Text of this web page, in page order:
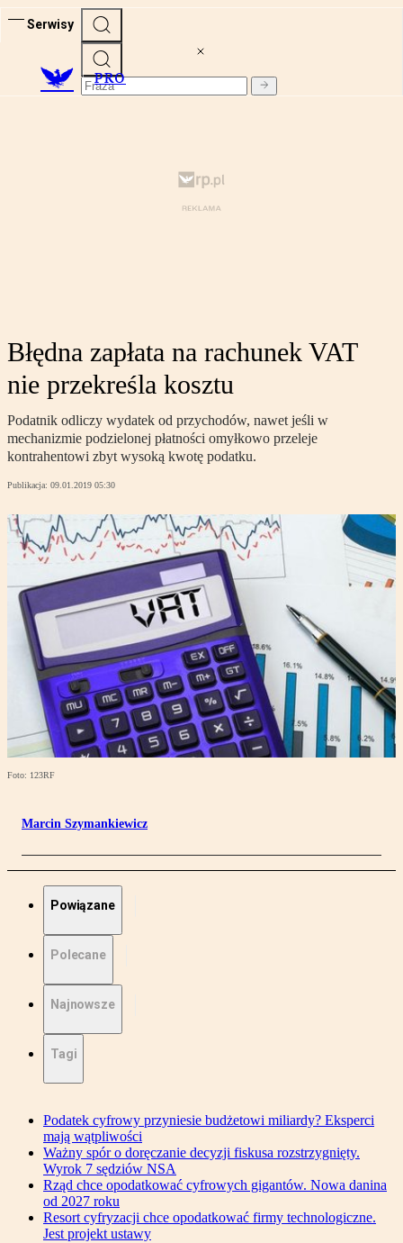
Serwisy
PRO
Błędna zapłata na rachunek VAT
nie przekreśla kosztu
Podatnik odliczy wydatek od przychodów, nawet jeśli w
mechanizmie podzielonej płatności omyłkowo przeleje
kontrahentowi zbyt wysoką kwotę podatku.
Publikacja: 09.01.2019 05:30
Foto: 123RF
Marcin Szymankiewicz
Powiązane
Polecane
Najnowsze
Tagi
Podatek cyfrowy przyniesie budżetowi miliardy? Eksperci
mają wątpliwości
Ważny spór o doręczanie decyzji fiskusa rozstrzygnięty.
Wyrok 7 sędziów NSA
Rząd chce opodatkować cyfrowych gigantów. Nowa danina
od 2027 roku
Resort cyfryzacji chce opodatkować firmy technologiczne.
Jest projekt ustawy